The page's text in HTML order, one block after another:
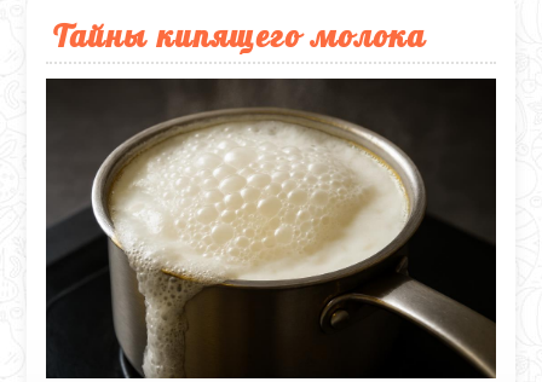
Тайны кипящего молока